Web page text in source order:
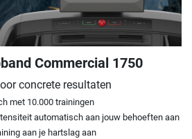
Commercial 1750
concrete resultaten
met 10.000 trainingen
automatisch aan jouw behoeften aan
aan je hartslag aan